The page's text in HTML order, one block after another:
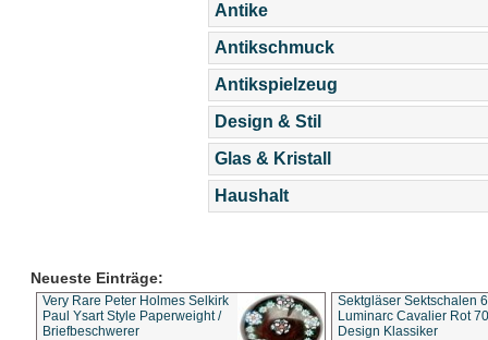
Antike
Antikschmuck
Antikspielzeug
Design & Stil
Glas & Kristall
Haushalt
Neueste Einträge:
Very Rare Peter Holmes Selkirk
Paul Ysart Style Paperweight /
Briefbeschwerer
Sektgläser Sektschalen
Luminarc Cavalier Rot
Design Klassiker